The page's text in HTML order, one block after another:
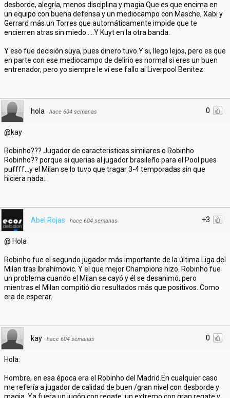
desborde, alegría, menos disciplina y magia.Que es que encima en
un equipo con buena defensa y un mediocampo con Masche, Xabi y
Gerrard más un Torres que automáticamente impide que te
encierren atras sin miedo.....Y Kuyt en la otra banda.
Y eso fue decisión suya, pues dinero tuvo.Y si, llego lejos, pero es que
en parte con ese mediocampo de delirio es normal si eres un buen
entrenador, pero yo siempre le ví ese fallo al Liverpool Benitez.
0
hola · hace 604 semanas
@kay
Robinho??? Jugador de caracteristicas similares o Robinho
Robinho?? porque si querias al jugador brasileño para el Pool pues
puffff...y el Milan se lo tuvo que tragar 3-4 temporadas sin que
hiciera nada..
+3
Abel Rojas · hace 604 semanas
@ Hola
Robinho fue el segundo jugador más importante de la última Liga del
Milan tras Ibrahimovic. Y el que mejor Champions hizo. Robinho fue
un problema cuando el Milan se cayó y él se desanimó, pero
mientras el Milan compitió dio resultados más que positivos. Como
era de esperar.
0
kay · hace 604 semanas
Hola:
Hombre, en esa época era el Robinho del Madrid.En cualquier caso
me refería a jugador de calidad de buen /gran nivel con desborde y